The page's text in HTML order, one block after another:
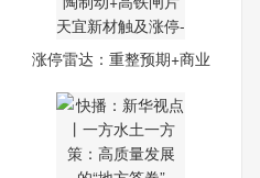
涨停雷达：重整预期+商业